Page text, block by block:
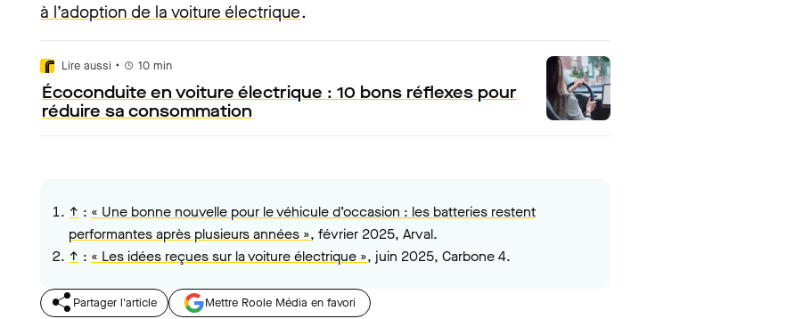
à l’adoption de la voiture électrique.
Lire aussi • 10 min
Écoconduite en voiture électrique : 10 bons réflexes pour
réduire sa consommation
↑ : « Une bonne nouvelle pour le véhicule d’occasion : les batteries restent
performantes après plusieurs années », février 2025, Arval.
↑ : « Les idées reçues sur la voiture électrique », juin 2025, Carbone 4.
Partager l'article Mettre Roole Média en favori